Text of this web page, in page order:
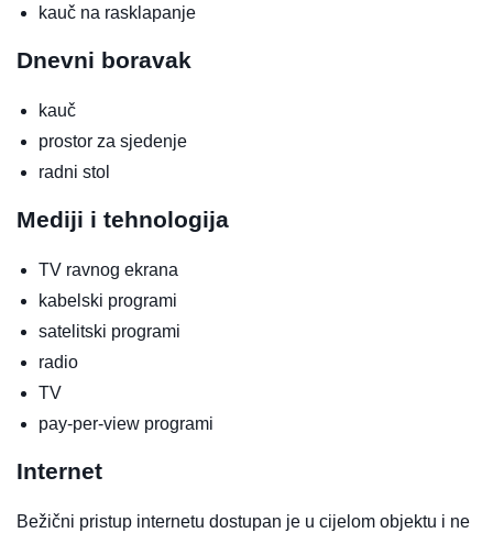
kauč na rasklapanje
Dnevni boravak
kauč
prostor za sjedenje
radni stol
Mediji i tehnologija
TV ravnog ekrana
kabelski programi
satelitski programi
radio
TV
pay-per-view programi
Internet
Bežični pristup internetu dostupan je u cijelom objektu i ne